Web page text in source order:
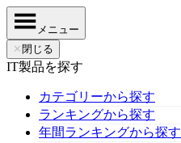
メニュー
✕ 閉じる
IT製品を探す
カテゴリーから探す
ランキングから探す
年間ランキングから探す